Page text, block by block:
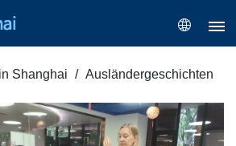
Shanghai Ausländergeschichten